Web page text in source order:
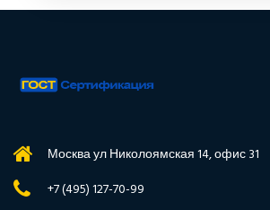
Москва ул Николоямская 14, офис 31
+7 (495) 127-70-99